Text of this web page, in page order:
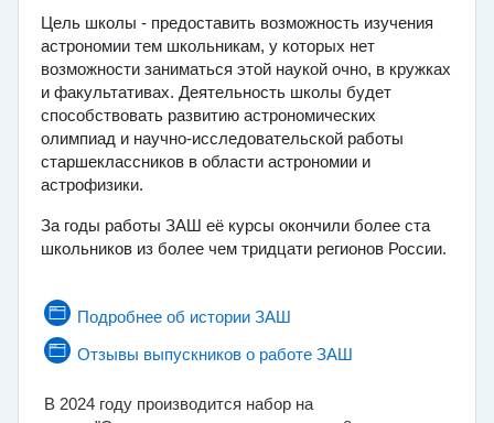
Цель школы - предоставить возможность изучения
астрономии тем школьникам, у которых нет
возможности заниматься этой наукой очно, в кружках
и факультативах. Деятельность школы будет
способствовать развитию астрономических
олимпиад и научно-исследовательской работы
старшеклассников в области астрономии и
астрофизики.
За годы работы ЗАШ её курсы окончили более ста
школьников из более чем тридцати регионов России.
Подробнее об истории ЗАШ Страница
Отзывы выпускников о работе ЗАШСтраница
В 2024 годупроизводится набор на